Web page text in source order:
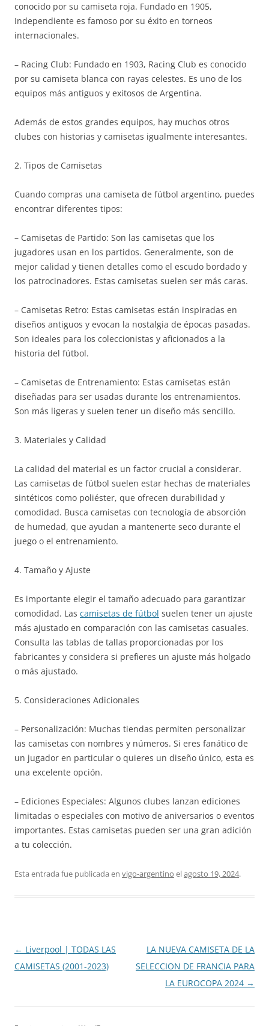
conocido por su camiseta roja. Fundado en 1905,
Independiente es famoso por su éxito en torneos
internacionales.
– Racing Club: Fundado en 1903, Racing Club es conocido
por su camiseta blanca con rayas celestes. Es uno de los
equipos más antiguos y exitosos de Argentina.
Además de estos grandes equipos, hay muchos otros
clubes con historias y camisetas igualmente interesantes.
2. Tipos de Camisetas
Cuando compras una camiseta de fútbol argentino, puedes
encontrar diferentes tipos:
– Camisetas de Partido: Son las camisetas que los
jugadores usan en los partidos. Generalmente, son de
mejor calidad y tienen detalles como el escudo bordado y
los patrocinadores. Estas camisetas suelen ser más caras.
– Camisetas Retro: Estas camisetas están inspiradas en
diseños antiguos y evocan la nostalgia de épocas pasadas.
Son ideales para los coleccionistas y aficionados a la
historia del fútbol.
– Camisetas de Entrenamiento: Estas camisetas están
diseñadas para ser usadas durante los entrenamientos.
Son más ligeras y suelen tener un diseño más sencillo.
3. Materiales y Calidad
La calidad del material es un factor crucial a considerar.
Las camisetas de fútbol suelen estar hechas de materiales
sintéticos como poliéster, que ofrecen durabilidad y
comodidad. Busca camisetas con tecnología de absorción
de humedad, que ayudan a mantenerte seco durante el
juego o el entrenamiento.
4. Tamaño y Ajuste
Es importante elegir el tamaño adecuado para garantizar
comodidad. Las camisetas de fútbol suelen tener un ajuste
más ajustado en comparación con las camisetas casuales.
Consulta las tablas de tallas proporcionadas por los
fabricantes y considera si prefieres un ajuste más holgado
o más ajustado.
5. Consideraciones Adicionales
– Personalización: Muchas tiendas permiten personalizar
las camisetas con nombres y números. Si eres fanático de
un jugador en particular o quieres un diseño único, esta es
una excelente opción.
– Ediciones Especiales: Algunos clubes lanzan ediciones
limitadas o especiales con motivo de aniversarios o eventos
importantes. Estas camisetas pueden ser una gran adición
a tu colección.
Esta entrada fue publicada en vigo-argentino elagosto 19, 2024.
Navegación
de
← Liverpool | TODAS LAS
CAMISETAS (2001-2023)
LA NUEVA CAMISETA DE LA
SELECCION DE FRANCIA PARA
LA EUROCOPA 2024 →